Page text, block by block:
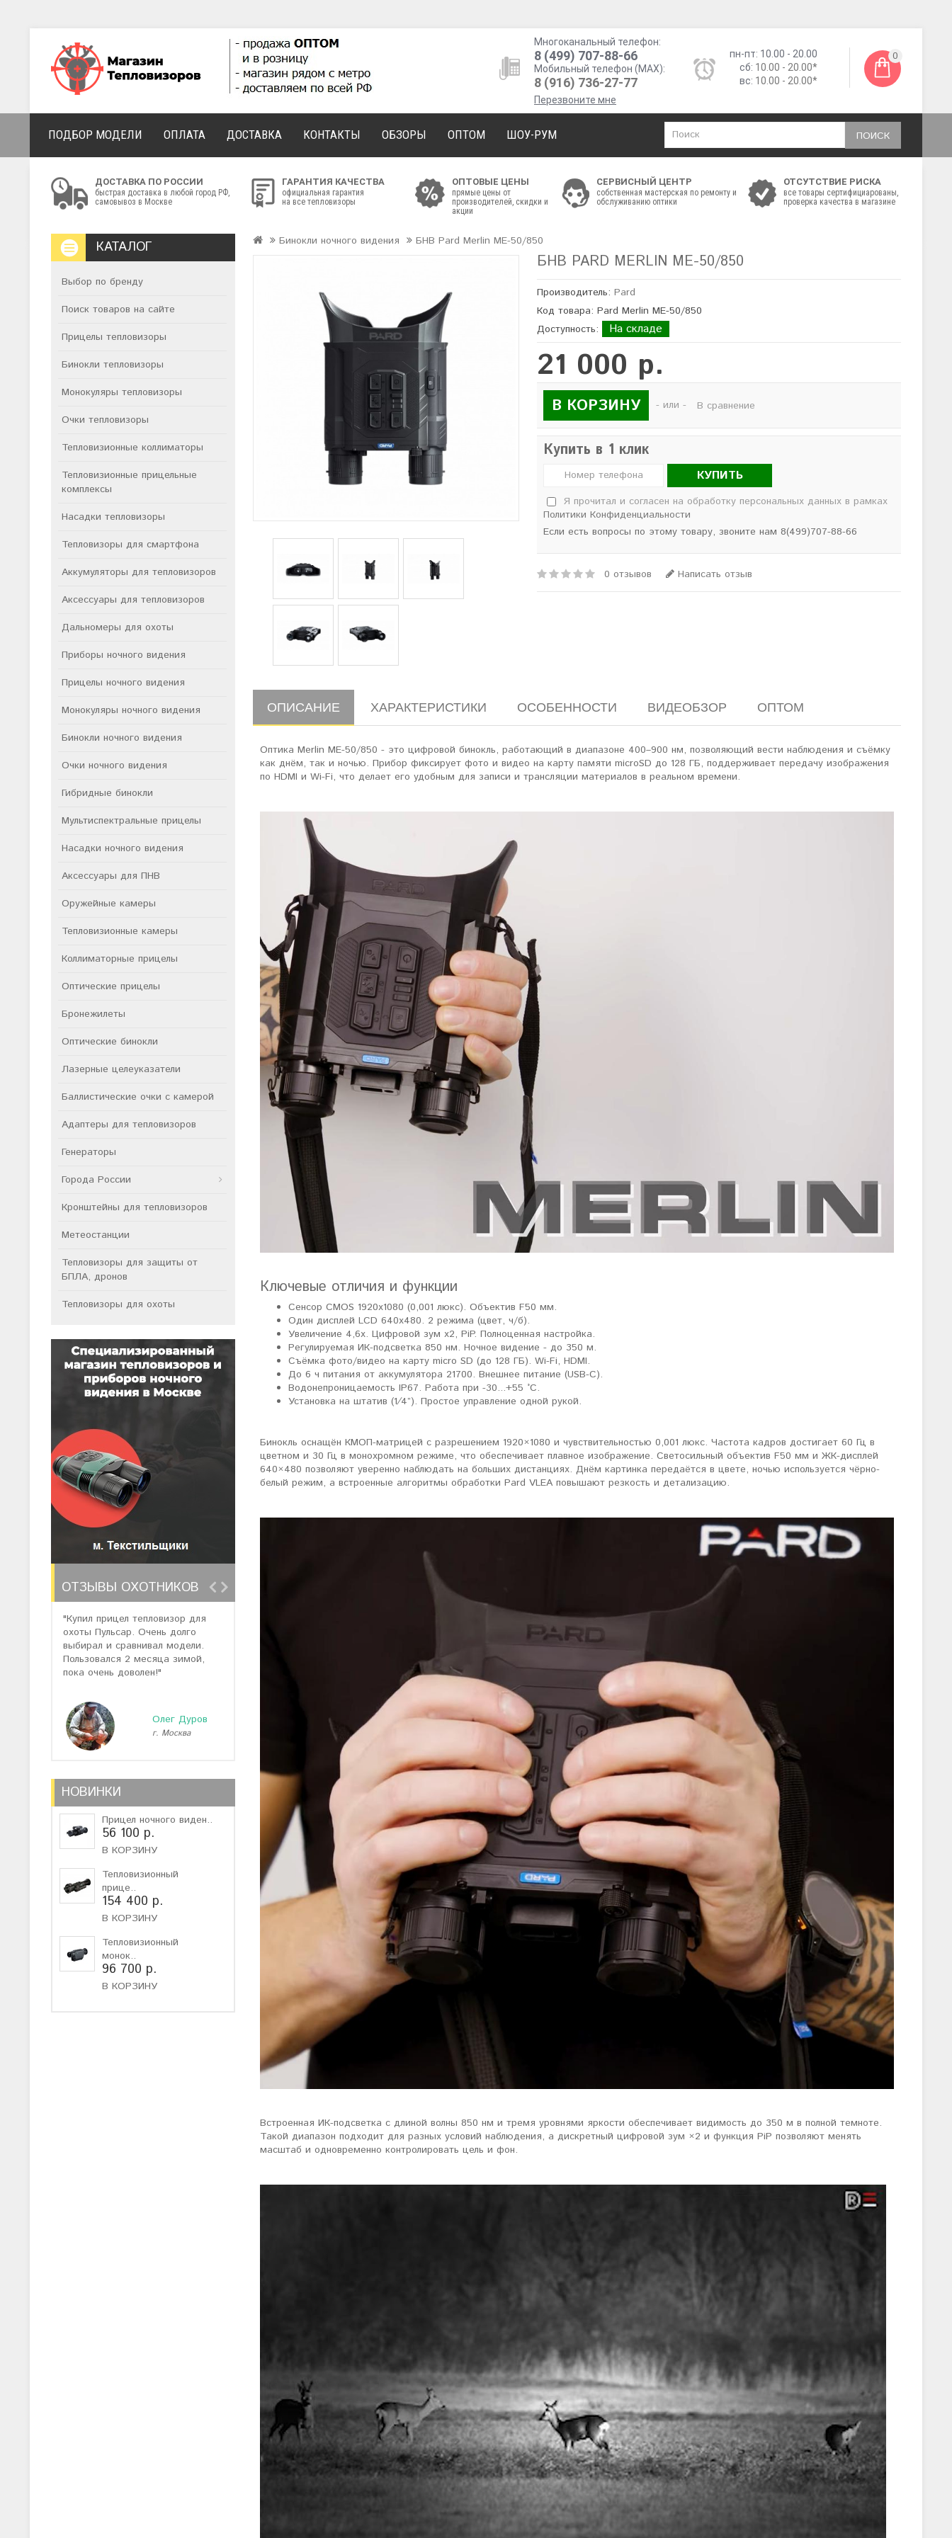
Многоканальный телефон:
8 (499) 707-88-66
Мобильный телефон (MAX):
8 (916) 736-27-77
Перезвоните мне
пн-пт: 10.00 - 20.00
сб: 10.00 - 20.00*
вс: 10.00 - 20.00*
0
ПОИСК
ПОДБОР МОДЕЛИ ОПЛАТА ДОСТАВКА КОНТАКТЫ ОБЗОРЫ ОПТОМ ШОУ-РУМ
ДОСТАВКА ПО РОССИИ
быстрая доставка в любой город РФ,
самовывоз в Москве
ГАРАНТИЯ КАЧЕСТВА
официальная гарантия
на все тепловизоры
ОПТОВЫЕ ЦЕНЫ
прямые цены от
производителей, скидки и
акции
СЕРВИСНЫЙ ЦЕНТР
собственная мастерская по ремонту и
обслуживанию оптики
ОТСУТСТВИЕ РИСКА
все товары сертифициарованы,
проверка качества в магазине
КАТАЛОГ
Выбор по бренду
Поиск товаров на сайте
Прицелы тепловизоры
Бинокли тепловизоры
Монокуляры тепловизоры
Очки тепловизоры
Тепловизионные коллиматоры
Тепловизионные прицельные
комплексы
Насадки тепловизоры
Тепловизоры для смартфона
Аккумуляторы для тепловизоров
Аксессуары для тепловизоров
Дальномеры для охоты
Приборы ночного видения
Прицелы ночного видения
Монокуляры ночного видения
Бинокли ночного видения
Очки ночного видения
Гибридные бинокли
Мультиспектральные прицелы
Насадки ночного видения
Аксессуары для ПНВ
Оружейные камеры
Тепловизионные камеры
Коллиматорные прицелы
Оптические прицелы
Бронежилеты
Оптические бинокли
Лазерные целеуказатели
Баллистические очки с камерой
Адаптеры для тепловизоров
Генераторы
Города России
Кронштейны для тепловизоров
Метеостанции
Тепловизоры для защиты от
БПЛА, дронов
Тепловизоры для охоты
ОТЗЫВЫ ОХОТНИКОВ
"Купил прицел тепловизор для
охоты Пульсар. Очень долго
выбирал и сравнивал модели.
Пользовался 2 месяца зимой,
пока очень доволен!"
Олег Дуров
г. Москва
Виктор Жунов
г. Санкт-Петербург
тепловизор для охоты днем и
ночью. Спасибо Семену за
грамотную консультацию. Очень
доволен своим прицелом Nocpix."
Евгений Стародуб
г. Екатеринбург
НОВИНКИ
Прицел ночного виден..
56 100 р.
В КОРЗИНУ
Тепловизионный
прице..
154 400 р.
В КОРЗИНУ
Тепловизионный
монок..
96 700 р.
В КОРЗИНУ
Бинокли ночного видения БНВ Pard Merlin ME-50/850
БНВ PARD MERLIN ME-50/850
Производитель:Pard
Код товара: Pard Merlin ME-50/850
Доступность:
На складе
21 000 р.
В КОРЗИНУ - или - В сравнение
Купить в 1 клик
КУПИТЬ
Я прочитал и согласен на обработку персональных данных в рамках
Политики Конфиденциальности
Если есть вопросы по этому товару, звоните нам 8(499)707-88-66
0 отзывов Написать отзыв
ОПИСАНИЕ ХАРАКТЕРИСТИКИ ОСОБЕННОСТИ ВИДЕОБЗОР ОПТОМ
Оптика Merlin ME-50/850 - это цифровой бинокль, работающий в диапазоне 400–900 нм, позволяющий вести наблюдения и съёмку
как днём, так и ночью. Прибор фиксирует фото и видео на карту памяти microSD до 128 ГБ, поддерживает передачу изображения
по HDMI и Wi-Fi, что делает его удобным для записи и трансляции материалов в реальном времени.
Ключевые отличия и функции
Сенсор CMOS 1920x1080 (0,001 люкс). Объектив F50 мм.
Один дисплей LCD 640x480. 2 режима (цвет, ч/б).
Увеличение 4,6x. Цифровой зум x2, PiP. Полноценная настройка.
Регулируемая ИК-подсветка 850 нм. Ночное видение - до 350 м.
Съёмка фото/видео на карту micro SD (до 128 ГБ). Wi-Fi, HDMI.
До 6 ч питания от аккумулятора 21700. Внешнее питание (USB-C).
Водонепроницаемость IP67. Работа при -30...+55 °C.
Установка на штатив (1⁄4”). Простое управление одной рукой.
Бинокль оснащён КМОП-матрицей с разрешением 1920×1080 и чувствительностью 0,001 люкс. Частота кадров достигает 60 Гц в
цветном и 30 Гц в монохромном режиме, что обеспечивает плавное изображение. Светосильный объектив F50 мм и ЖК-дисплей
640×480 позволяют уверенно наблюдать на больших дистанциях. Днём картинка передаётся в цвете, ночью используется чёрно-
белый режим, а встроенные алгоритмы обработки Pard VLEA повышают резкость и детализацию.
Встроенная ИК-подсветка с длиной волны 850 нм и тремя уровнями яркости обеспечивает видимость до 350 м в полной темноте.
Такой диапазон подходит для разных условий наблюдения, а дискретный цифровой зум ×2 и функция PiP позволяют менять
масштаб и одновременно контролировать цель и фон.